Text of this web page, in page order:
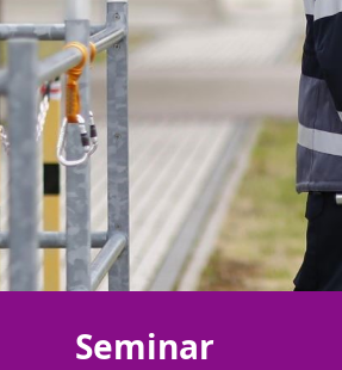
Seminar